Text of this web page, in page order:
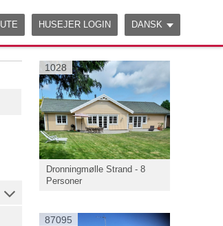
HUSEJER LOGIN DANSK
1028
Dronningmølle Strand - 8
Personer
87095